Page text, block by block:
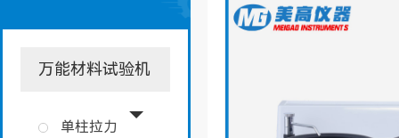
万能材料试验机
单柱拉力